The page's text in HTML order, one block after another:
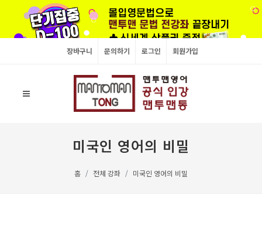
장바구니 문의하기 로그인 회원가입
미국인 영어의 비밀
홈 전체 강좌 미국인 영어의 비밀